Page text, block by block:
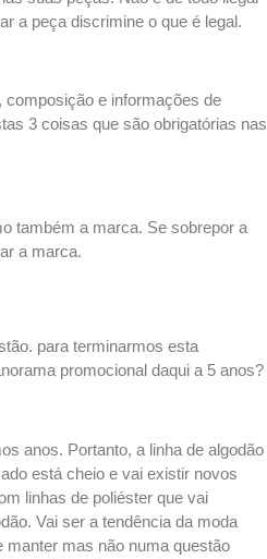
a peça discrimine o que é legal.
composição e informações de
3 coisas que são obrigatórias nas
também a marca. Se sobrepor a
a marca.
para terminarmos esta
promocional daqui a 5 anos?
anos. Portanto, a linha de algodão
está cheio e vai existir novos
linhas de poliéster que vai
Vai ser a tendência da moda
manter mas não numa questão